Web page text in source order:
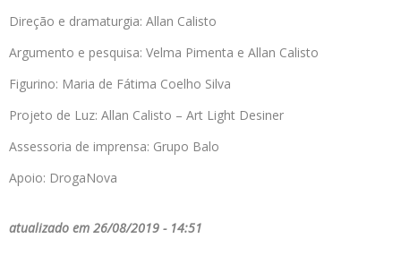
Direção e dramaturgia: Allan Calisto
Argumento e pesquisa: Velma Pimenta e Allan Calisto
Figurino: Maria de Fátima Coelho Silva
Projeto de Luz: Allan Calisto – Art Light Desiner
Assessoria de imprensa: Grupo Balo
Apoio: DrogaNova
atualizado em 26/08/2019 - 14:51